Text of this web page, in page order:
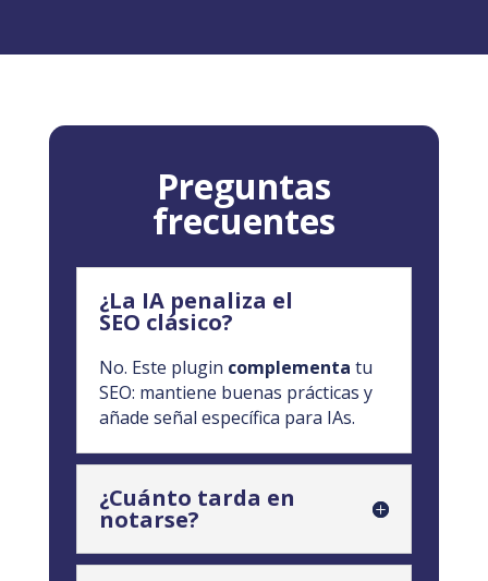
Preguntas
frecuentes
¿La IA penaliza el
SEO clásico?
No. Este plugin complementa tu
SEO: mantiene buenas prácticas y
añade señal específica para IAs.
¿Cuánto tarda en
notarse?